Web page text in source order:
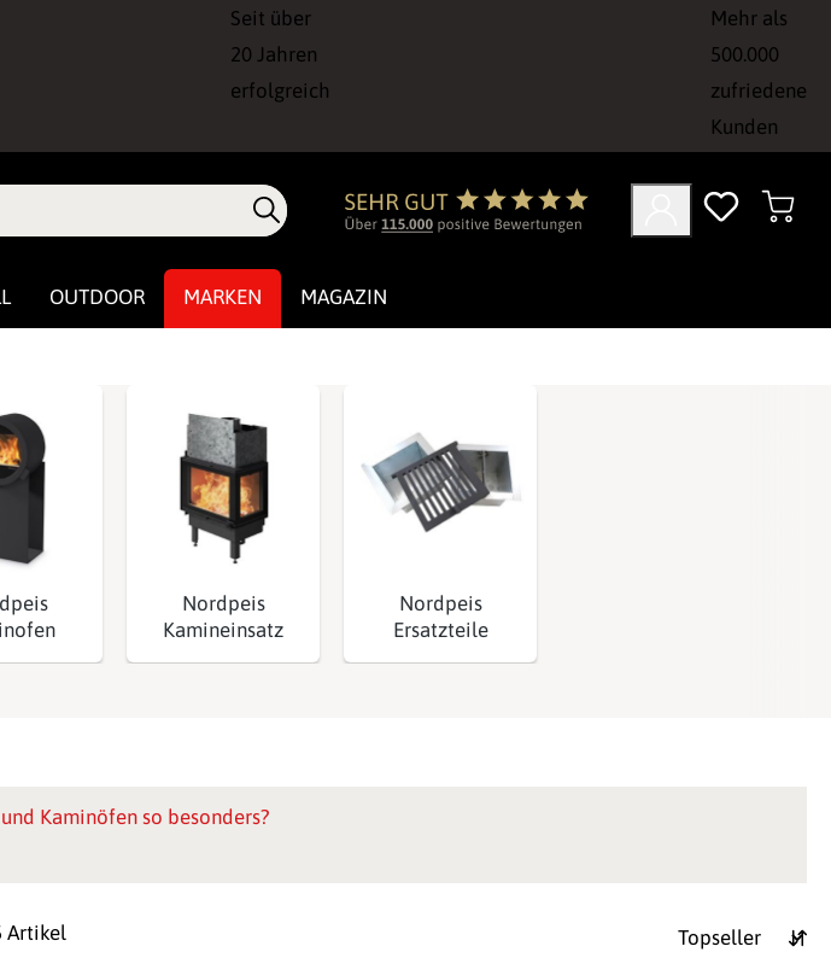
Seit über
20 Jahren
erfolgreich
Mehr als
500.000
zufriedene
Kunden
OUTDOOR MARKEN MAGAZIN
Nordpeis
Kamineinsatz
Nordpeis
Ersatzteile
Kaminöfen so besonders?
Artikel